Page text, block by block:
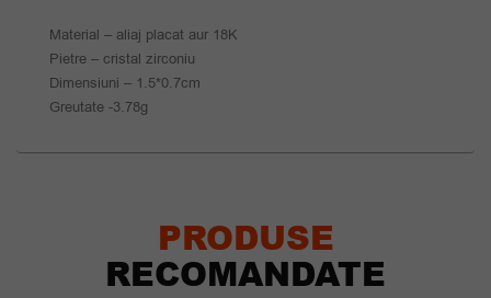
Material – aliaj placat aur 18K
Pietre – cristal zirconiu
Dimensiuni – 1.5*0.7cm
Greutate -3.78g
PRODUSE
RECOMANDATE